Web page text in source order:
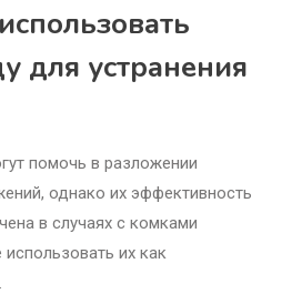
для устранения
помочь в разложении
однако их эффективность
в случаях с комками
их как